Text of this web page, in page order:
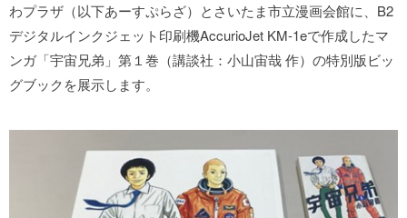
わプラザ（以下あーすぷらざ）とさいたま市立漫画会館に、B2
デジタルインクジェット印刷機AccurioJet KM-1eで作成したマ
ンガ「宇宙兄弟」第１巻（講談社：小山宙哉 作）の特別版ビッ
グブックを展示します。